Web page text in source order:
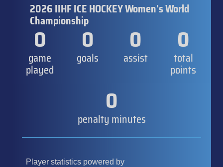
2026 IIHF ICE HOCKEY Women's World
Championship
0
game
played
0
goals
0
assist
0
total
points
0
penalty minutes